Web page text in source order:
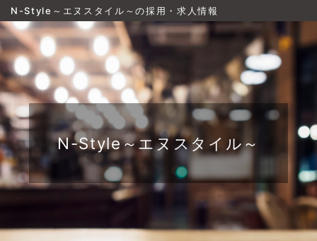
N-Style～エヌスタイル～の採用・求人情報
N-Style～エヌスタイル～